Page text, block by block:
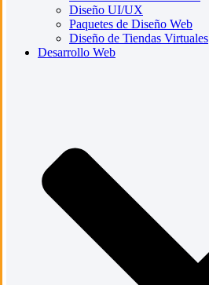
Diseño UI/UX
Paquetes de Diseño Web
Diseño de Tiendas Virtuales
Desarrollo Web